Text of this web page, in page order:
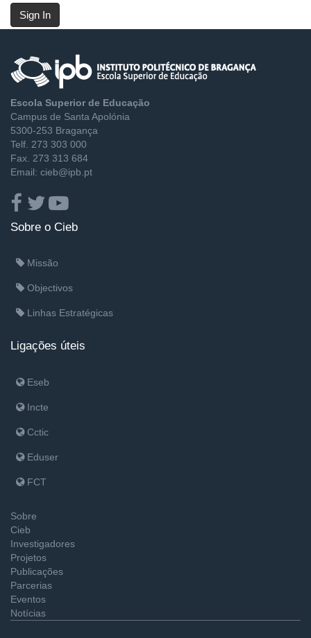
Sign In
Escola Superior de Educação
Campus de Santa Apolónia
5300-253 Bragança
Telf. 273 303 000
Fax. 273 313 684
Email: cieb@ipb.pt
Sobre o Cieb
Missão
Objectivos
Linhas Estratégicas
Ligações úteis
Eseb
Incte
Cctic
Eduser
FCT
Sobre
Cieb
Investigadores
Projetos
Publicações
Parcerias
Eventos
Notícias